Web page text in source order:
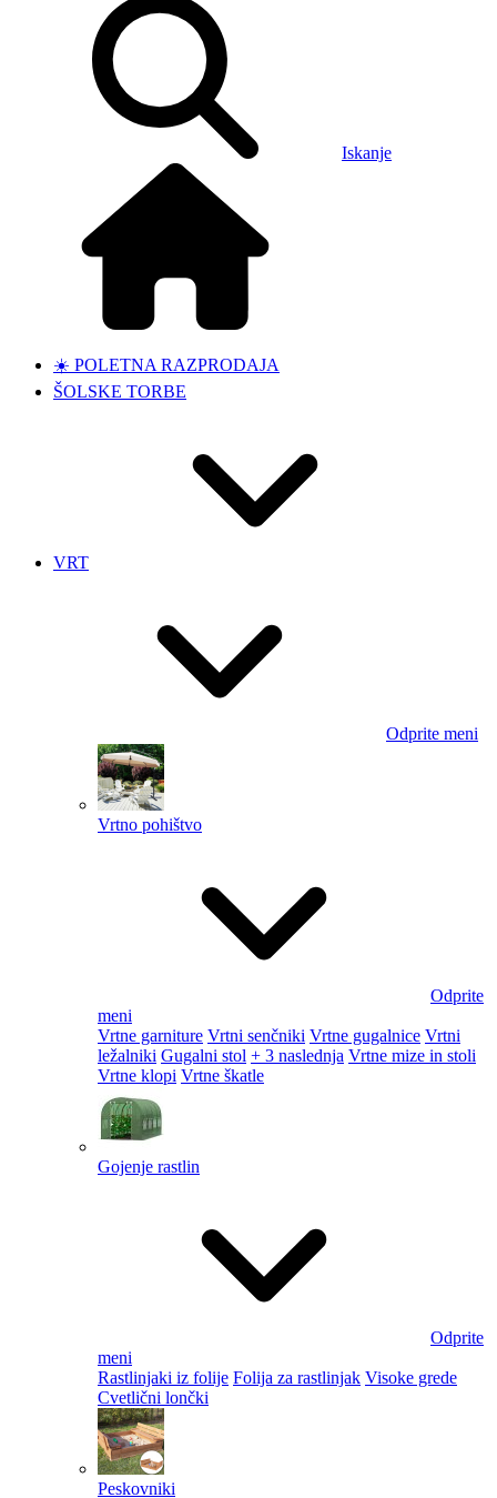
Iskanje
☀️ POLETNA RAZPRODAJA
ŠOLSKE TORBE
VRT
Odprite meni
Vrtno pohištvo
Odprite
meni
Vrtne garniture Vrtni senčniki Vrtne gugalnice Vrtni
ležalniki Gugalni stol + 3 naslednja Vrtne mize in stoli
Vrtne klopi Vrtne škatle
Gojenje rastlin
Odprite
meni
Rastlinjaki iz folije Folija za rastlinjak Visoke grede
Cvetlični lončki
Peskovniki